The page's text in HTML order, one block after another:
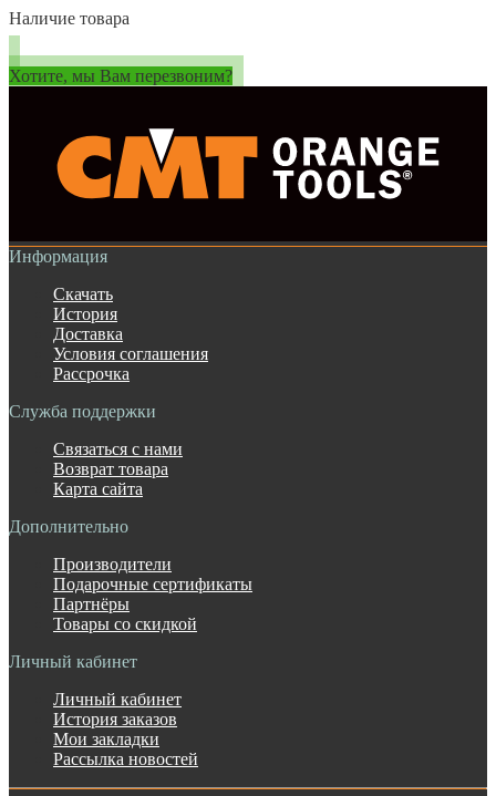
Наличие товара
Хотите, мы Вам перезвоним?
Информация
Скачать
История
Доставка
Условия соглашения
Рассрочка
Служба поддержки
Связаться с нами
Возврат товара
Карта сайта
Дополнительно
Производители
Подарочные сертификаты
Партнёры
Товары со скидкой
Личный кабинет
Личный кабинет
История заказов
Мои закладки
Рассылка новостей